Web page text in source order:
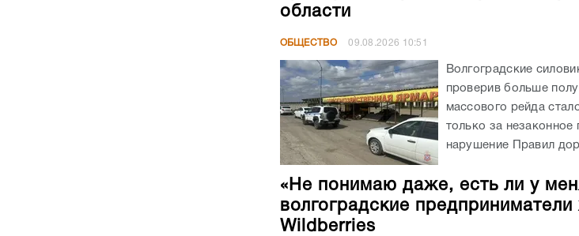
области
ОБЩЕСТВО 09.08.2026 10:51
Волгоградские
проверив больше
массового рейда
только за
нарушение Правил
«Не понимаю даже, есть ли у
волгоградские
Wildberries